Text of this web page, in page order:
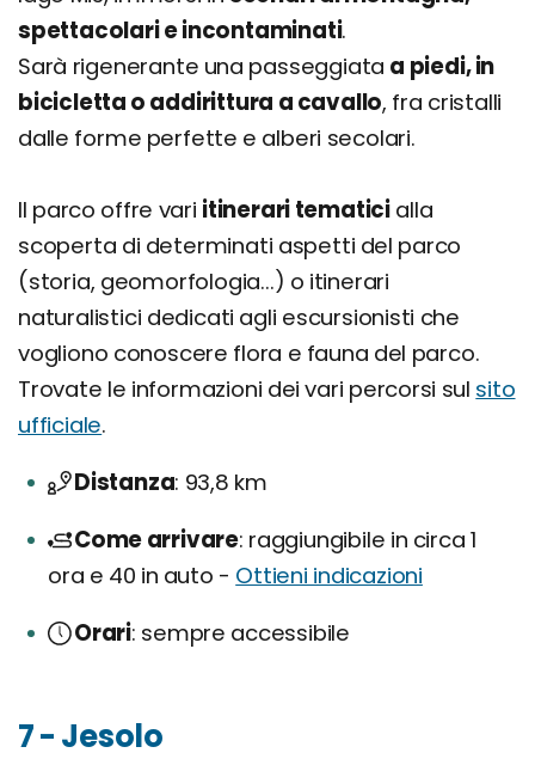
spettacolari e incontaminati.
Sarà rigenerante una passeggiata a piedi, in
bicicletta o addirittura a cavallo, fra cristalli
dalle forme perfette e alberi secolari.
Il parco offre vari itinerari tematicialla
scoperta di determinati aspetti del parco
(storia, geomorfologia...) o itinerari
naturalistici dedicati agli escursionisti che
vogliono conoscere flora e fauna del parco.
Trovate le informazioni dei vari percorsi sul sito
ufficiale.
Distanza 93,8 km
Come arrivare raggiungibile in circa 1
ora e 40 in auto - Ottieni indicazioni
Orari sempre accessibile
7 - Jesolo